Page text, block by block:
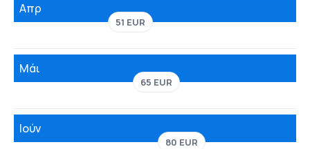
Απρ
51 EUR
Μάι
65 EUR
Ιούν
80 EUR